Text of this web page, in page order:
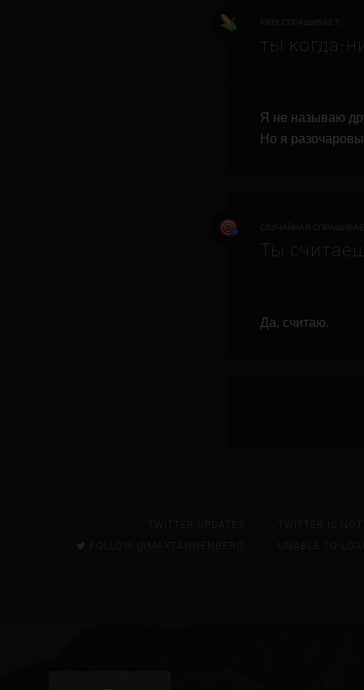
KRIS СПРАШИВАЕТ:
ты когда-
Я не называю
Но я
СЛУЧАЙНАЯ
Ты
Да, считаю.
TWITTER UPDATES
FOLLOW @
MAXTANNENBERG
TWITTER IS
UNABLE TO